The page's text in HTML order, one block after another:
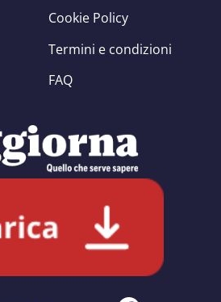
Cookie Policy
Termini e condizioni
FAQ